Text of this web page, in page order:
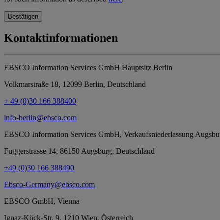
Bestätigen
Kontaktinformationen
EBSCO Information Services GmbH Hauptsitz Berlin
Volkmarstraße 18, 12099 Berlin, Deutschland
+ 49 (0)30 166 388400
info-berlin@ebsco.com
EBSCO Information Services GmbH, Verkaufsniederlassung
Fuggerstrasse 14, 86150 Augsburg, Deutschland
+49 (0)30 166 388490
Ebsco-Germany@ebsco.com
EBSCO GmbH, Vienna
Ignaz-Köck-Str. 9, 1210 Wien, Österreich